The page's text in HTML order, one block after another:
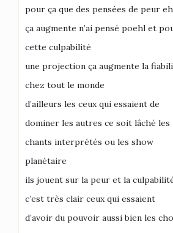
pour ça que des pensées de peur
ça augmente n’ai pensé poehl et
cette culpabilité
une projection ça augmente la
chez tout le monde
d’ailleurs les ceux qui essaient de
dominer les autres ce soit lâché les
chants interprétés ou les show
planétaire
ils jouent sur la peur et la
c’est très clair ceux qui essaient
d’avoir du pouvoir aussi bien les